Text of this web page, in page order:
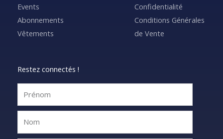
Events
Abonnements
Vêtements
Confidentialité
Conditions Générales
de Vente
Restez connectés !